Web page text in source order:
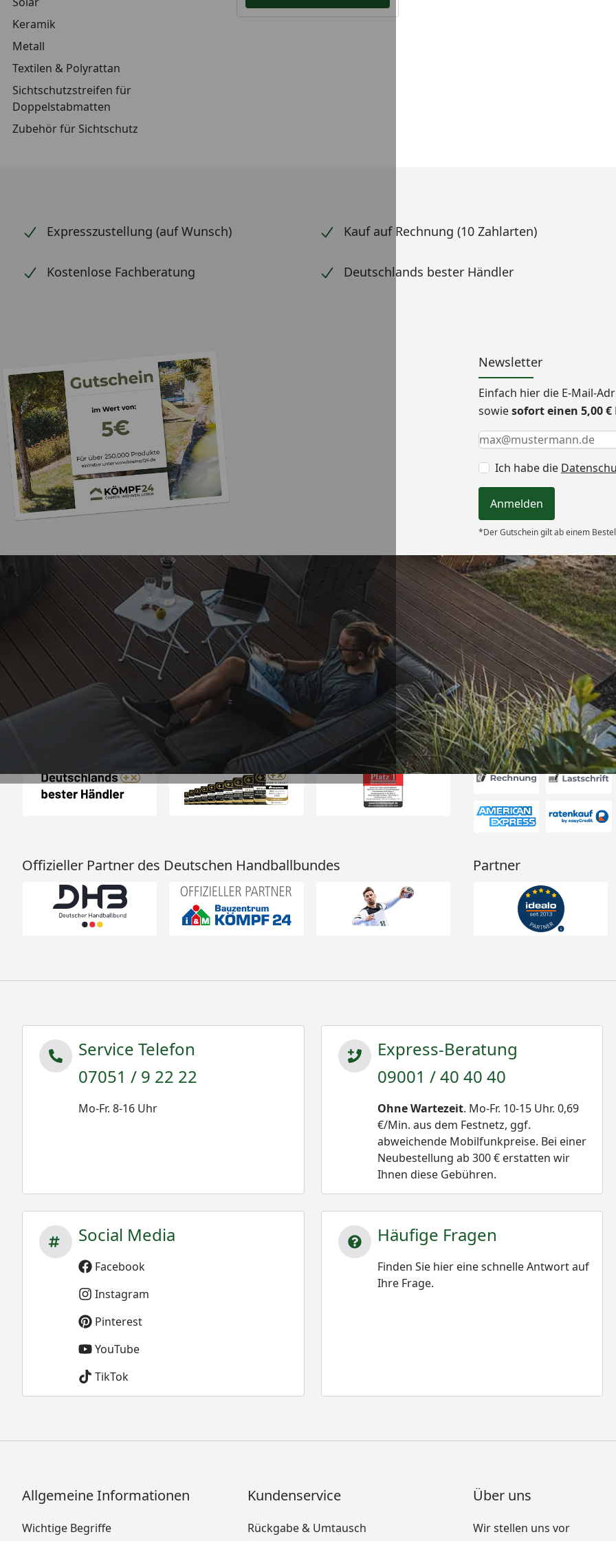
Keramik
Metall
Textilen & Polyrattan
Sichtschutzstreifen für
Doppelstabmatten
Zubehör für Sichtschutz
Expresszustellung (auf Wunsch) Kauf auf Rechnung (10 Zahlarten)
Kostenlose Fachberatung Deutschlands bester Händler
Newsletter
Einfach hier die E-Mail-
sowiesofort einen 5,00
Keine Eingabe erforderlich
Eingabe erforderlich
E-Mail *
Ich habe die
Anmelden
*Der Gutschein gilt ab einem
Trusted Shops
4,65/ 5
2.125 Bewertungen
„Schnelle Lieferung, gut
verpackt“
17.07.2026
Versand
Akzeptierte
Offizieller Partner des Deutschen Handballbundes Partner
Service Telefon
07051 / 9 22 22
Mo-Fr. 8-16 Uhr
Express-Beratung
09001 / 40 40 40
Ohne Wartezeit. Mo-Fr. 10-15 Uhr. 0,69
€/Min. aus dem Festnetz, ggf.
abweichende Mobilfunkpreise. Bei einer
Neubestellung ab 300 € erstatten wir
Ihnen diese Gebühren.
Social Media
Facebook
Instagram
Pinterest
YouTube
TikTok
Häufige Fragen
Finden Sie hier eine schnelle Antwort auf
Ihre Frage.
Allgemeine Informationen
Wichtige Begriffe
Kundenservice
Rückgabe & Umtausch
Über uns
Wir stellen uns vor